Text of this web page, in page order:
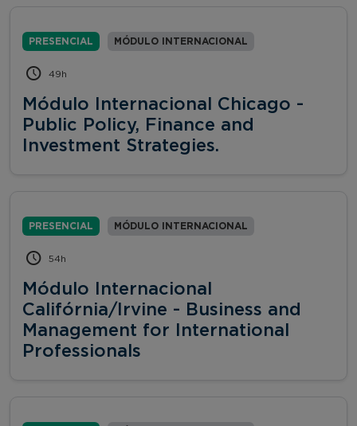
PRESENCIAL MÓDULO INTERNACIONAL
49h
Módulo Internacional Chicago -
Public Policy, Finance and
Investment Strategies.
PRESENCIAL MÓDULO INTERNACIONAL
54h
Módulo Internacional
Califórnia/Irvine - Business and
Management for International
Professionals